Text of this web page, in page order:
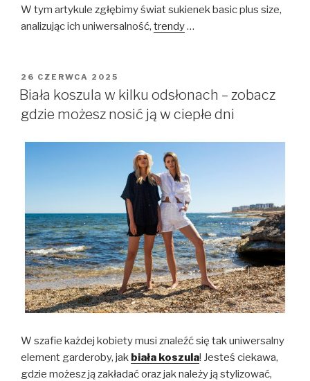
W tym artykule zgłębimy świat sukienek basic plus size,
analizując ich uniwersalność, trendy…
OPUBLIKOWANE
W
26 CZERWCA 2025
Biała koszula w kilku odsłonach – zobacz
gdzie możesz nosić ją w ciepłe dni
W szafie każdej kobiety musi znaleźć się tak uniwersalny
element garderoby, jak biała koszula! Jesteś ciekawa,
gdzie możesz ją zakładać oraz jak należy ją stylizować,